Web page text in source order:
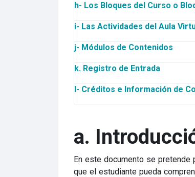
h- Los Bloques del Curso o
i- Las Actividades del Aula
j- Módulos de Contenidos
k. Registro de Entrada
l- Créditos e Información de
a.
En este documento se
que el estudiante pueda